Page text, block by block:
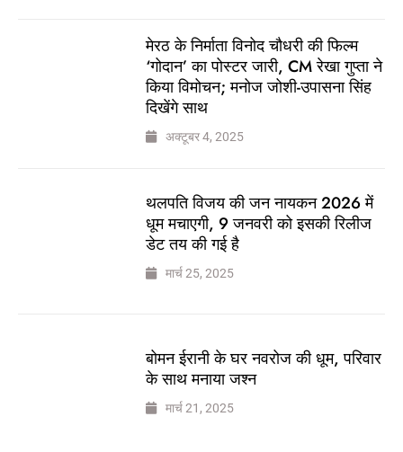
मेरठ के निर्माता विनोद चौधरी की फिल्म
‘गोदान’ का पोस्टर जारी, CM रेखा गुप्ता ने
किया विमोचन; मनोज जोशी-उपासना सिंह
दिखेंगे साथ
अक्टूबर 4, 2025
थलपति विजय की जन नायकन 2026 में
धूम मचाएगी, 9 जनवरी को इसकी रिलीज
डेट तय की गई है
मार्च 25, 2025
बोमन ईरानी के घर नवरोज की धूम, परिवार
के साथ मनाया जश्न
मार्च 21, 2025